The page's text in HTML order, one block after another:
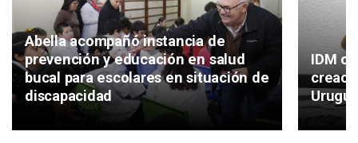
Abella acompañó instancia de
prevención y educación en salud
bucal para escolares en situación de
discapacidad
IDM